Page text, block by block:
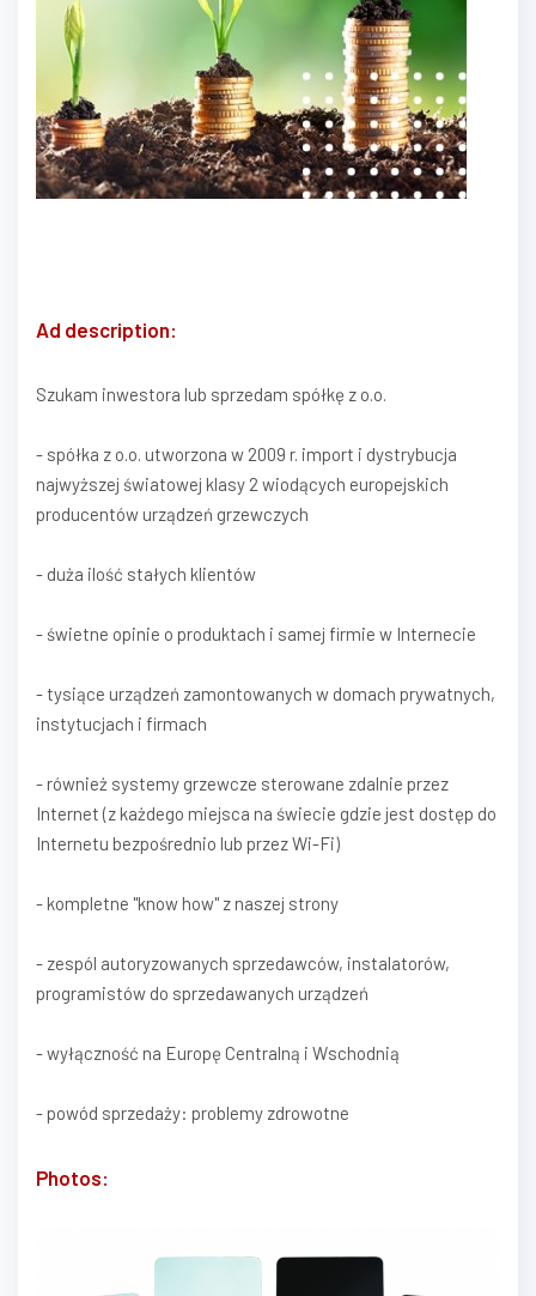
Ad description:
Szukam inwestora lub sprzedam spółkę z o.o.
- spółka z o.o. utworzona w 2009 r. import i dystrybucja
najwyższej światowej klasy 2 wiodących europejskich
producentów urządzeń grzewczych
- duża ilość stałych klientów
- świetne opinie o produktach i samej firmie w Internecie
- tysiące urządzeń zamontowanych w domach prywatnych,
instytucjach i firmach
- również systemy grzewcze sterowane zdalnie przez
Internet (z każdego miejsca na świecie gdzie jest dostęp do
Internetu bezpośrednio lub przez Wi-Fi)
- kompletne "know how" z naszej strony
- zespól autoryzowanych sprzedawców, instalatorów,
programistów do sprzedawanych urządzeń
- wyłączność na Europę Centralną i Wschodnią
- powód sprzedaży: problemy zdrowotne
Photos: